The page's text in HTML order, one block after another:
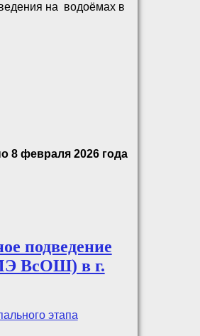
на водоёмах в
8 февраля 2026 года
подведение
ВсОШ) в г.